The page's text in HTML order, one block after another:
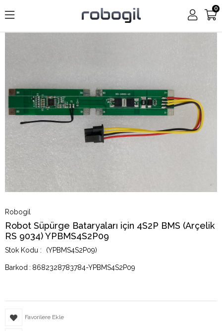
0
Robogil
Robot Süpürge Bataryaları için 4S2P BMS (Arçelik
RS 9034) YPBMS4S2P09
(YPBMS4S2P09)
Barkod : 8682328783784-YPBMS4S2P09
Favorilere Ekle